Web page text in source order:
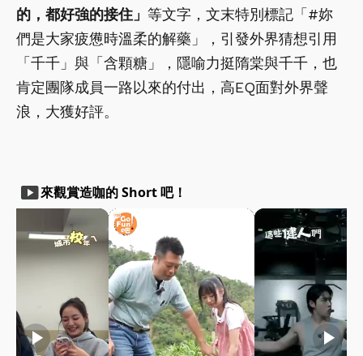
的，都好強的接住」 等文字，文末特別標記「#妳
們是大家疲憊時溫柔的解藥」，引發外界猜想引用
「千千」與「含顆糖」，隱喻力挺隋棠與千千，也
肯定團隊成員一路以來的付出，高EQ面對外界聲
浪，大獲好評。
smart_display來觀賞造咖的 Short 吧！
play_arrow play_arrow play_arrow